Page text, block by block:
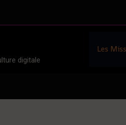
digitale
Les